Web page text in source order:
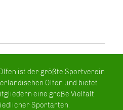
ist der größte Sportverein
Olfen und bietet
eine große Vielfalt
Sportarten.